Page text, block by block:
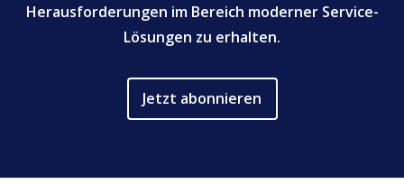
Herausforderungen im Bereich moderner Service-
Lösungen zu erhalten.
Jetzt abonnieren